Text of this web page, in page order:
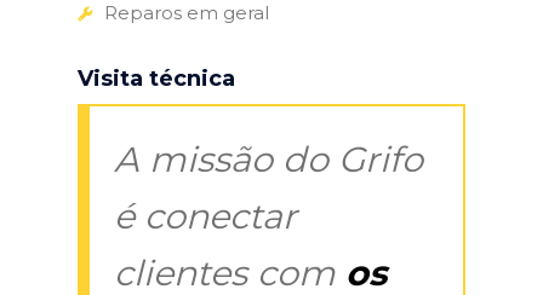
Reparos em geral
Visita técnica
A missão do Grifo
é conectar
clientes com os